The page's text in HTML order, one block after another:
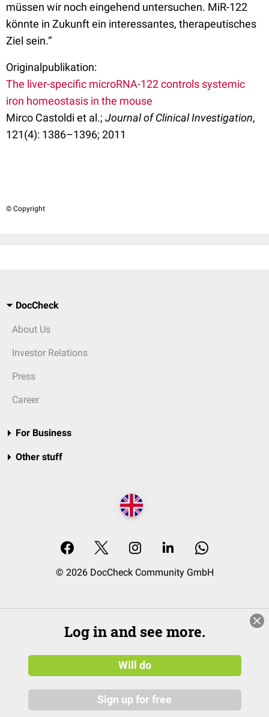
müssen wir noch eingehend untersuchen. MiR-122
könnte in Zukunft ein interessantes, therapeutisches
Ziel sein.“
Originalpublikation:
The liver-specific microRNA-122 controls systemic
iron homeostasis in the mouse
Mirco Castoldi et al.; Journal of Clinical Investigation,
121(4): 1386–1396; 2011
© Copyright
DocCheck
About Us
Investor Relations
Press
Career
For Business
Other stuff
© 2026 DocCheck Community GmbH
Log in and see more.
Will do
Sign up for free